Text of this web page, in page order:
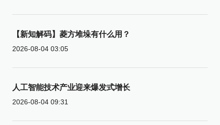
【新知解码】菱方堆垛有什么用？
2026-08-04 03:05
人工智能技术产业迎来爆发式增长
2026-08-04 09:31